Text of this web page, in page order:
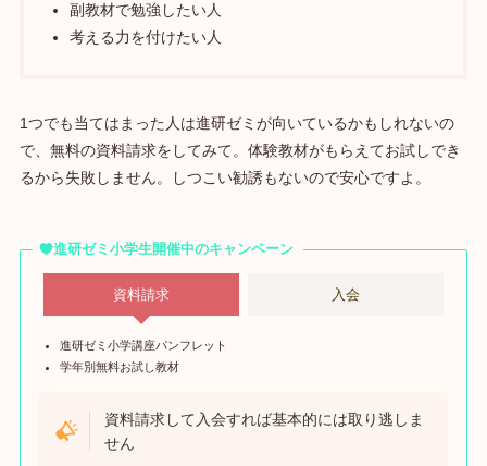
副教材で勉強したい人
考える力を付けたい人
1つでも当てはまった人は進研ゼミが向いているかもしれないの
で、無料の資料請求をしてみて。体験教材がもらえてお試しでき
るから失敗しません。しつこい勧誘もないので安心ですよ。
進研ゼミ小学生開催中のキャンペーン
資料請求 入会
進研ゼミ小学講座パンフレット
学年別無料お試し教材
資料請求して入会すれば基本的には取り逃しま
せん